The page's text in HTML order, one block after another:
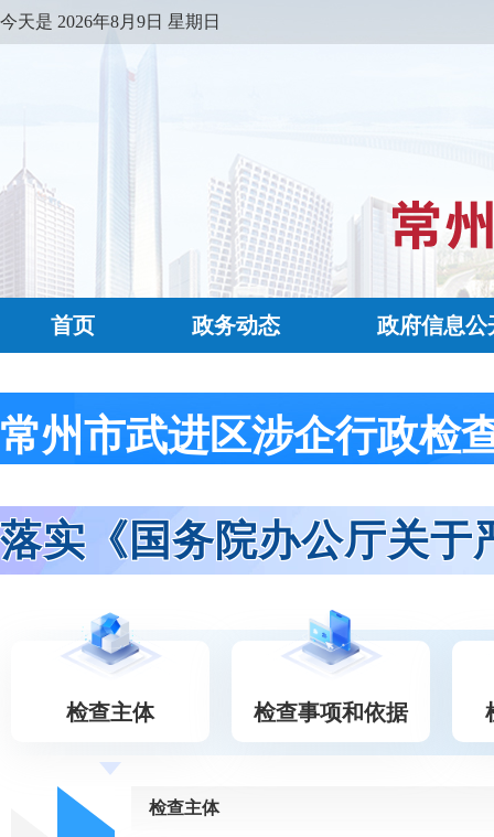
今天是 2026年8月9日 星期日
首页 政务动态 政府信息公
常州市武进区涉企行政检
落实《国务院办公厅关于
检查主体 检查事项和依据
检查主体